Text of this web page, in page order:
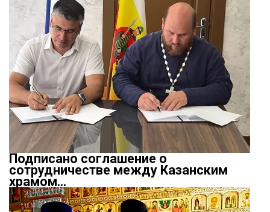
Подписано соглашение о
сотрудничестве между Казанским
храмом…